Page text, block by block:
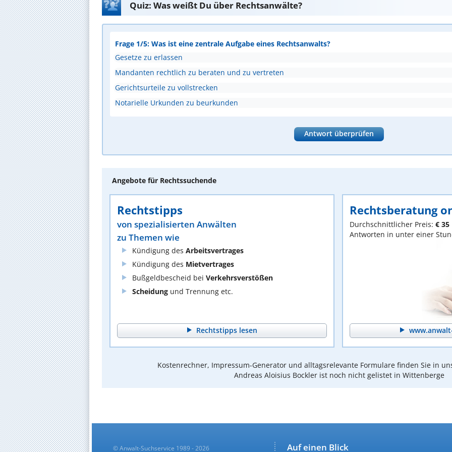
Quiz: Was weißt Du über Rechtsanwälte?
Frage 1/5: Was ist eine zentrale Aufgabe eines Rechtsanwalts?
Gesetze zu erlassen
Mandanten rechtlich zu beraten und zu vertreten
Gerichtsurteile zu vollstrecken
Notarielle Urkunden zu beurkunden
Antwort überprüfen
Angebote für Rechtssuchende
Rechtstipps
von spezialisierten Anwälten
zu Themen wie
Kündigung des Arbeitsvertrages
Kündigung des Mietvertrages
Bußgeldbescheid bei Verkehrsverstößen
Scheidung und Trennung etc.
Rechtstipps lesen
Rechtsberatung
Durchschnittlicher Preis: € 35
Antworten in unter einer
Kostenrechner, Impressum-Generator und alltagsrelevante Formulare finden Sie in
Andreas Aloisius Bockler ist noch nicht gelistet in Wittenberge
Auf einen Blick
© Anwalt-Suchservice 1989 - 2026